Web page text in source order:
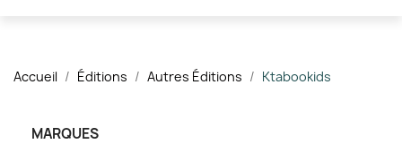
Accueil Éditions Autres Éditions Ktabookids
MARQUES